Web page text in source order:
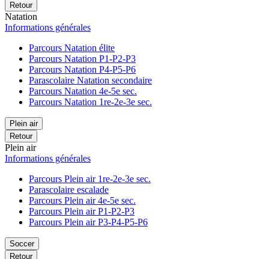
Retour
Natation
Informations générales
Parcours Natation élite
Parcours Natation P1-P2-P3
Parcours Natation P4-P5-P6
Parascolaire Natation secondaire
Parcours Natation 4e-5e sec.
Parcours Natation 1re-2e-3e sec.
Plein air
Retour
Plein air
Informations générales
Parcours Plein air 1re-2e-3e sec.
Parascolaire escalade
Parcours Plein air 4e-5e sec.
Parcours Plein air P1-P2-P3
Parcours Plein air P3-P4-P5-P6
Soccer
Retour